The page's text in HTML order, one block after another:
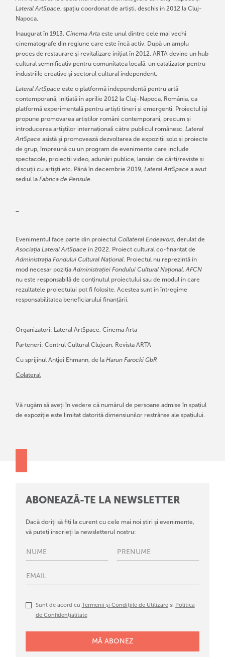
Lateral ArtSpace, spațiu coordonat de artiști, deschis în 2012 la Cluj-
Napoca.
Inaugurat în 1913,Cinema Arta este unul dintre cele mai vechi
cinematografe din regiune care este încă activ. După un amplu
proces de restaurare și revitalizare inițiat în 2012, ARTA devine un hub
cultural semnificativ pentru comunitatea locală, un catalizator pentru
industriile creative și sectorul cultural independent.
Lateral ArtSpace este o platformă independentă pentru artă
contemporană, inițiată în aprilie 2012 la Cluj-Napoca, România, ca
platformă experimentală pentru artiști tineri și emergenți. Proiectul își
propune promovarea artiștilor români contemporani, precum și
introducerea artiștilor internaționali către publicul românesc.Lateral
ArtSpace asistă și promovează dezvoltarea de expoziții solo și proiecte
de grup, împreună cu un program de evenimente care include
spectacole, proiecții video, adunări publice, lansări de cărți/reviste și
discuții cu artiști etc. Până în decembrie 2019,Lateral ArtSpace a avut
sediul laFabrica de Pensule.
Evenimentul face parte din proiectul Collateral Endeavors, derulat de
Asociația Lateral ArtSpace în 2022. Proiect cultural co-finanțat de
Administrația Fondului Cultural Național. Proiectul nu reprezintă în
mod necesar pozițiaAdministrației Fondului Cultural Național.AFCN
nu este responsabilă de conținutul proiectului sau de modul în care
rezultatele proiectului pot fi folosite. Acestea sunt în întregime
responsabilitatea beneficiarului finanțării.
Organizatori: Lateral ArtSpace, Cinema Arta
Parteneri: Centrul Cultural Clujean, Revista ARTA
Cu sprijinul Antjei Ehmann, de laHarun Farocki GbR
Colateral
Vă rugăm să aveți în vedere că numărul de persoane admise în spațiul
de expoziție este limitat datorită dimensiunilor restrânse ale spațiului.
ABONEAZĂ-TE LA NEWSLETTER
Dacă doriți să fiți la curent cu cele mai noi știri și evenimente,
vă puteți înscrieți la newsletterul nostru:
Sunt de acord cu Termenii și Condițiile de Utilizareși Politica
de Confidențialitate